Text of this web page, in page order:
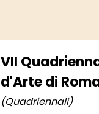
VII
d'Arte di
(Quadriennali)